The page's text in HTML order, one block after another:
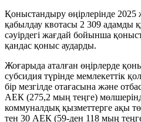
Қоныстандыру өңірлерінде
қабылдау квотасы 2 309 адамды
сәуірдегі жағдай бойынша
қандас қоныс аударды.
Жоғарыда аталған өңірлерде
субсидия түрінде мемлекеттік
бір мезгілде отағасына және
АЕК (275,2 мың теңге)
коммуналдық қызметтерге ақы
тен 30 АЕК (59-ден 118 мың